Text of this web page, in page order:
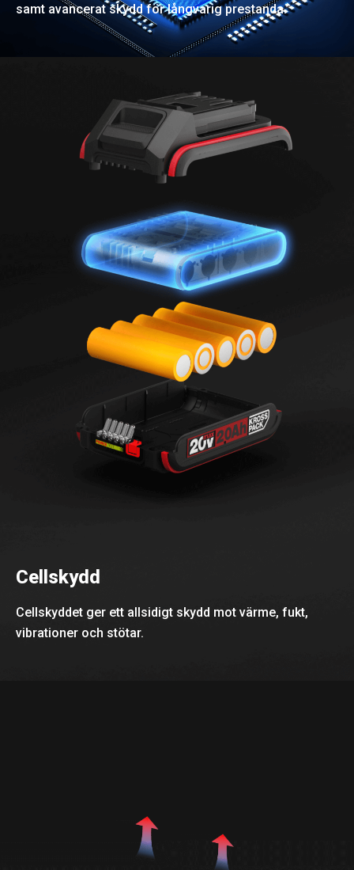
samt avancerat skydd för långvarig prestanda.
Cellskydd
Cellskyddet ger ett allsidigt skydd mot värme, fukt,
vibrationer och stötar.